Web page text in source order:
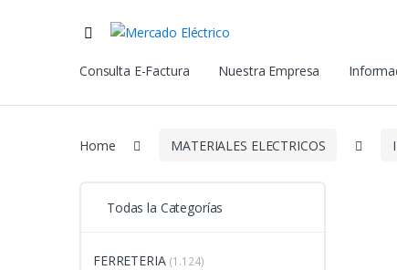
Consulta E-Factura
Nuestra Empresa
Home MATERIALES ELECTRICOS
Todas la Categorías
FERRETERIA (1.124)